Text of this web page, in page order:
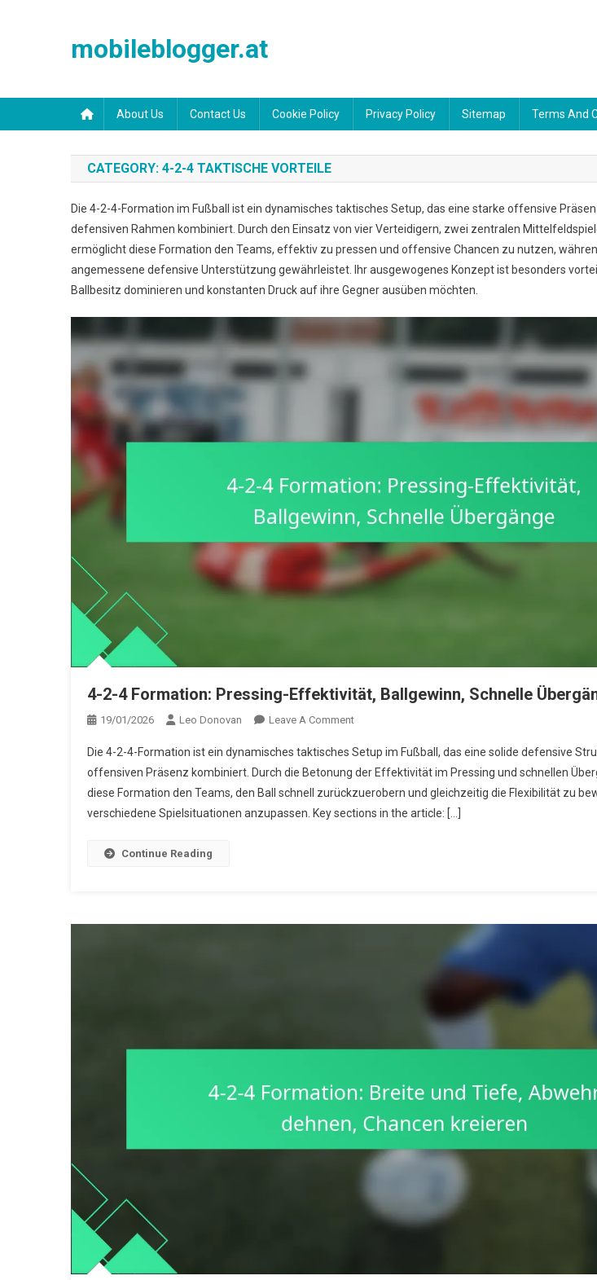
mobileblogger.at
About Us Contact Us Cookie Policy Privacy Policy Sitemap Terms And
CATEGORY: 4-2-4 TAKTISCHE VORTEILE
Die 4-2-4-Formation im Fußball ist ein dynamisches taktisches Setup, das eine starke offensive
defensiven Rahmen kombiniert. Durch den Einsatz von vier Verteidigern, zwei zentralen
ermöglicht diese Formation den Teams, effektiv zu pressen und offensive Chancen zu nutzen,
angemessene defensive Unterstützung gewährleistet. Ihr ausgewogenes Konzept ist besonders
Ballbesitz dominieren und konstanten Druck auf ihre Gegner ausüben möchten.
4-2-4 Formation: Pressing-Effektivität, Ballgewinn, Schnelle
19/01/2026 Leo Donovan Leave A CommentOn
2-
4
Formation:
Pressing-
Die 4-2-4-Formation ist ein dynamisches taktisches Setup im Fußball, das eine solide defensive
offensiven Präsenz kombiniert. Durch die Betonung der Effektivität im Pressing und schnellen
diese Formation den Teams, den Ball schnell zurückzuerobern und gleichzeitig die Flexibilität zu
verschiedene Spielsituationen anzupassen. Key sections in the article: […]
Continue Reading